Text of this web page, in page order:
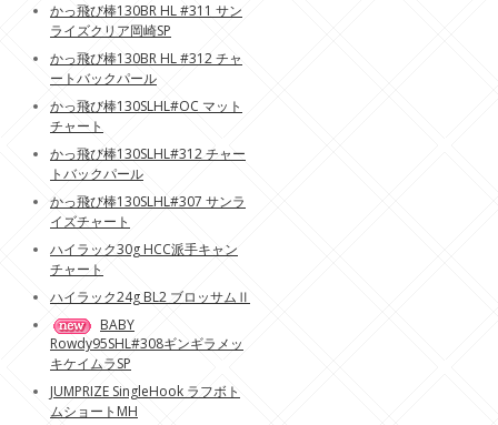
かっ飛び棒130BR HL #311 サン
ライズクリア岡崎SP
かっ飛び棒130BR HL #312 チャ
ートバックパール
かっ飛び棒130SLHL#OC マット
チャート
かっ飛び棒130SLHL#312 チャー
トバックパール
かっ飛び棒130SLHL#307 サンラ
イズチャート
ハイラック30g HCC派手キャン
チャート
ハイラック24g BL2 ブロッサムⅡ
BABY
Rowdy95SHL#308ギンギラメッ
キケイムラSP
JUMPRIZE SingleHook ラフボト
ムショートMH